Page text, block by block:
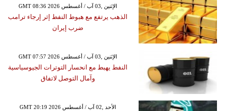
GMT 08:36 2026 الإثنين ,03 آب / أغسطس
الذهب يرتفع مع هبوط النفط إثر إرجاء ترامب
ضرب إيران
GMT 07:57 2026 الإثنين ,03 آب / أغسطس
النفط يهبط مع انحسار التوترات الجيوسياسية
وآمال التوصل لاتفاق
GMT 20:19 2026 الأحد ,02 آب / أغسطس